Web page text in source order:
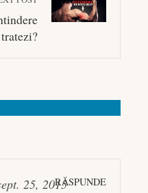
25, 2015RĂSPUNDE